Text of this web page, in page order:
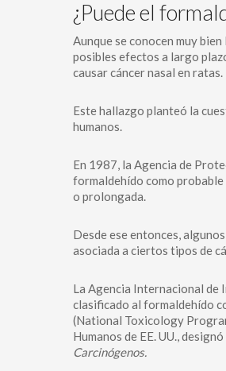
¿Puede el
Aunque se conocen muy
posibles efectos a largo
causar cáncer nasal en ratas.
Este hallazgo planteó la
humanos.
En 1987, la Agencia de
formaldehído como
o prolongada.
Desde ese entonces,
asociada a ciertos tipos de
La Agencia Internacional de
clasificado al formaldehído
(National Toxicology
Humanos de EE. UU.,
Carcinógenos.